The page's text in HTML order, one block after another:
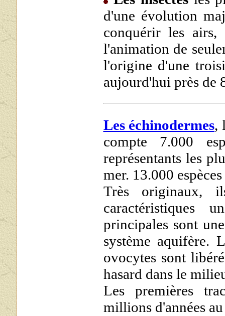
d'une évolution
conquérir les
l'animation de
l'origine d'une
aujourd'hui près de
Les échinodermes,
compte 7.000
représentants les
mer. 13.000
Très originaux,
caractéristiques
principales sont
système aquifère.
ovocytes sont
hasard dans le
Les premières
millions d'années